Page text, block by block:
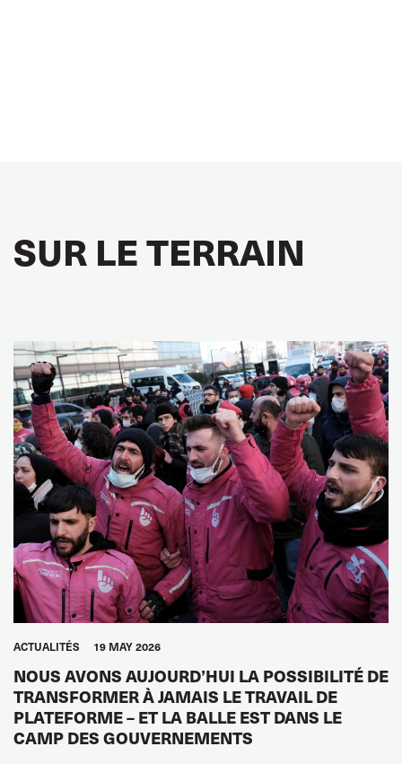
SUR LE TERRAIN
ACTUALITÉS 19 MAY 2026
NOUS AVONS AUJOURD’HUI LA POSSIBILITÉ DE
TRANSFORMER À JAMAIS LE TRAVAIL DE
PLATEFORME – ET LA BALLE EST DANS LE
CAMP DES GOUVERNEMENTS